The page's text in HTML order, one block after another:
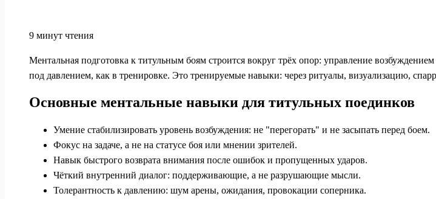
9 минут чтения
Ментальная подготовка к титульным боям строится вокруг трёх опор: управление
под давлением, как в тренировке. Это тренируемые навыки: через ритуалы, визуализацию,
Основные ментальные навыки для титульных поединков
Умение стабилизировать уровень возбуждения: не "перегорать" и не засыпать перед боем.
Фокус на задаче, а не на статусе боя или мнении зрителей.
Навык быстрого возврата внимания после ошибок и пропущенных ударов.
Чёткий внутренний диалог: поддерживающие, а не разрушающие мысли.
Толерантность к давлению: шум арены, ожидания, провокации соперника.